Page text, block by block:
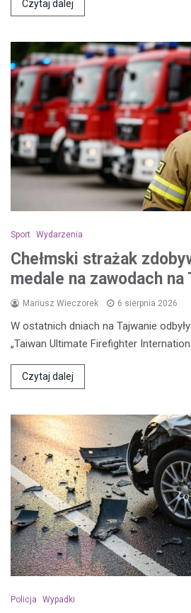
Czytaj dalej
Sport Wydarzenia
Chełmski strażak
medale na zawodach na
Mariusz Wieczorek 6 sierpnia 2026
W ostatnich dniach na Tajwanie
„Taiwan Ultimate Firefighter
Czytaj dalej
Policja Wypadki